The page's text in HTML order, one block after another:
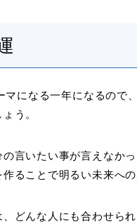
になる一年になるので
う。
言いたい事が言えなか
ることで明るい未来への
どんな人にも合わせら